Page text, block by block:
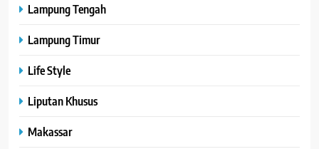
Lampung Tengah
Lampung Timur
Life Style
Liputan Khusus
Makassar